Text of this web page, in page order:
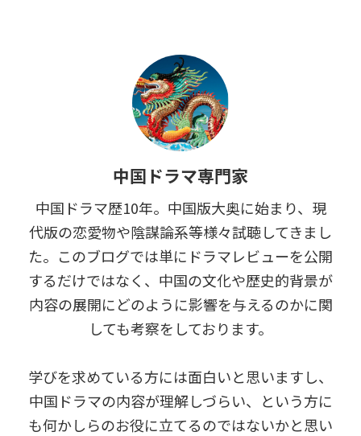
中国ドラマ専門家
中国ドラマ歴10年。中国版大奥に始まり、現
代版の恋愛物や陰謀論系等様々試聴してきまし
た。このブログでは単にドラマレビューを公開
するだけではなく、中国の文化や歴史的背景が
内容の展開にどのように影響を与えるのかに関
しても考察をしております。
学びを求めている方には面白いと思いますし、
中国ドラマの内容が理解しづらい、という方に
も何かしらのお役に立てるのではないかと思い